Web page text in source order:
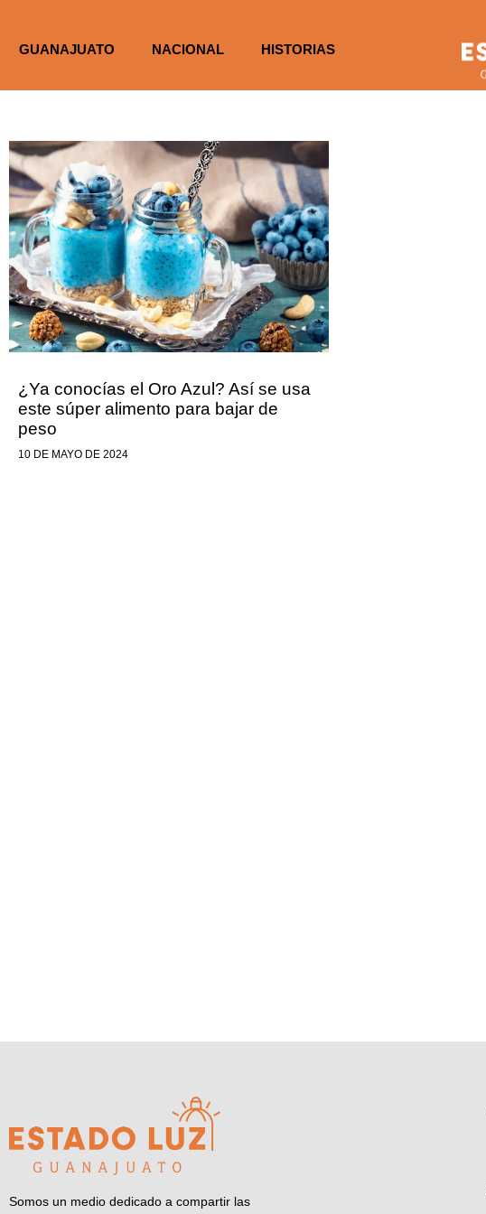
GUANAJUATO NACIONAL HISTORIAS
¿Ya conocías el Oro Azul? Así se usa
este súper alimento para bajar de
peso
10 DE MAYO DE 2024
Somos un medio dedicado a compartir las